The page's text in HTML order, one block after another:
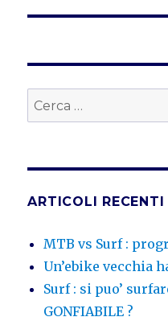
Cerca:
ARTICOLI RECENTI
MTB vs Surf :
Un’ebike vecchia
Surf : si puo’
GONFIABILE ?